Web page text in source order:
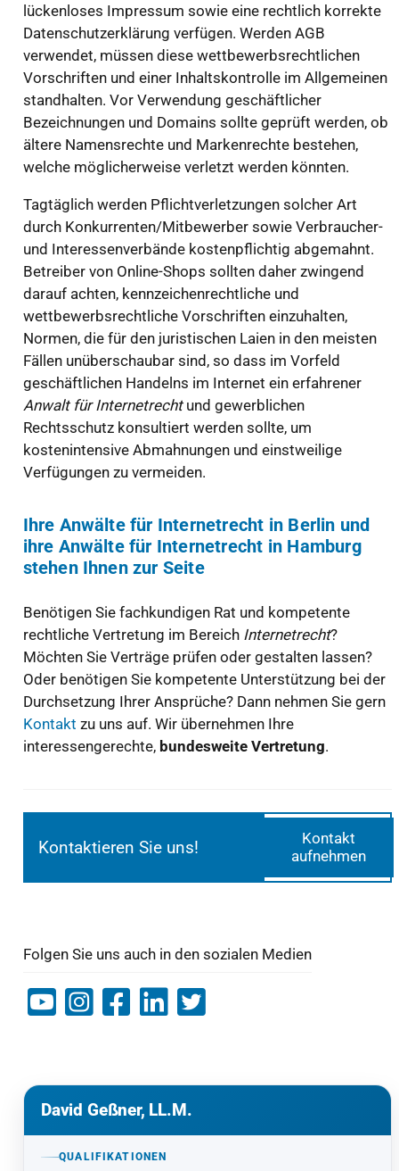
lückenloses Impressum sowie eine rechtlich korrekte
Datenschutzerklärung verfügen. Werden AGB
verwendet, müssen diese wettbewerbsrechtlichen
Vorschriften und einer Inhaltskontrolle im Allgemeinen
standhalten. Vor Verwendung geschäftlicher
Bezeichnungen und Domains sollte geprüft werden, ob
ältere Namensrechte und Markenrechte bestehen,
welche möglicherweise verletzt werden könnten.
Tagtäglich werden Pflichtverletzungen solcher Art
durch Konkurrenten/Mitbewerber sowie Verbraucher-
und Interessenverbände kostenpflichtig abgemahnt.
Betreiber von Online-Shops sollten daher zwingend
darauf achten, kennzeichenrechtliche und
wettbewerbsrechtliche Vorschriften einzuhalten,
Normen, die für den juristischen Laien in den meisten
Fällen unüberschaubar sind, so dass im Vorfeld
geschäftlichen Handelns im Internet ein erfahrener
Anwalt für Internetrechtund gewerblichen
Rechtsschutz konsultiert werden sollte, um
kostenintensive Abmahnungen und einstweilige
Verfügungen zu vermeiden.
Ihre Anwälte für Internetrecht in Berlin und
ihre Anwälte für Internetrecht in Hamburg
stehen Ihnen zur Seite
Benötigen Sie fachkundigen Rat und kompetente
rechtliche Vertretung im Bereich Internetrecht?
Möchten Sie Verträge prüfen oder gestalten lassen?
Oder benötigen Sie kompetente Unterstützung bei der
Durchsetzung Ihrer Ansprüche? Dann nehmen Sie gern
Kontakt zu uns auf. Wir übernehmen Ihre
interessengerechte, bundesweite Vertretung.
Kontaktieren Sie uns!
Kontakt
aufnehmen
Folgen Sie uns auch in den sozialen Medien
David Geßner, LL.M.
QUALIFIKATIONEN